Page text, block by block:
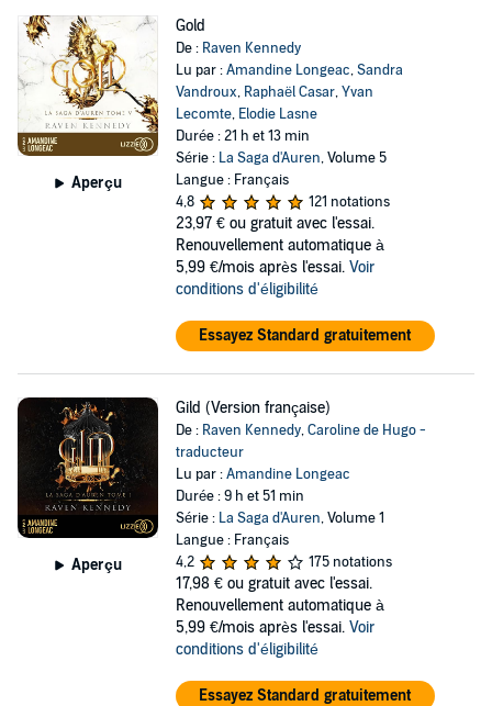
Aperçu
Gold
De : Raven Kennedy
Lu par :Amandine Longeac,Sandra
Vandroux, Raphaël Casar,Yvan
Lecomte, Elodie Lasne
Durée : 21 h et 13 min
Série : La Saga d'Auren, Volume 5
Langue : Français
4,8
121 notations
23,97 € ou gratuit avec l'essai.
Renouvellement automatique à
5,99 €/mois après l'essai. Voir
conditions d'éligibilité
Essayez Standard gratuitement
Aperçu
Gild (Version française)
De : Raven Kennedy,Caroline de Hugo -
traducteur
Lu par :Amandine Longeac
Durée : 9 h et 51 min
Série : La Saga d'Auren, Volume 1
Langue : Français
4,2
175 notations
17,98 € ou gratuit avec l'essai.
Renouvellement automatique à
5,99 €/mois après l'essai. Voir
conditions d'éligibilité
Essayez Standard gratuitement